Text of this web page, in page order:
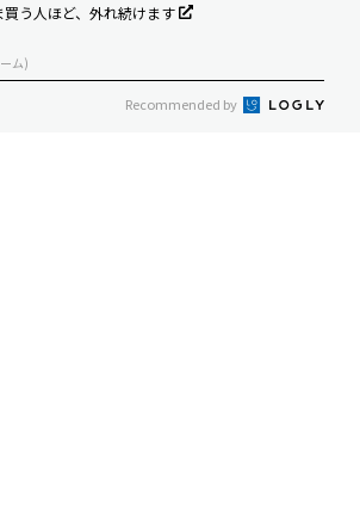
う人ほど、外れ続けます
ム)
Recommended by